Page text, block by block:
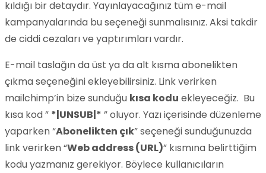
kıldığı bir detaydır. Yayınlayacağınız tüm e-mail
kampanyalarında bu seçeneği sunmalısınız. Aksi takdir
de ciddi cezaları ve yaptırımları vardır.
E-mail taslağın da üst ya da alt kısma abonelikten
çıkma seçeneğini ekleyebilirsiniz. Link verirken
mailchimp’in bize sunduğu kısa kodu ekleyeceğiz. Bu
kısa kod ” *|UNSUB|* ” oluyor. Yazı içerisinde düzenleme
yaparken “Abonelikten çık” seçeneği sunduğunuzda
link verirken “Web address (URL)” kısmına belirttiğim
kodu yazmanız gerekiyor. Böylece kullanıcıların